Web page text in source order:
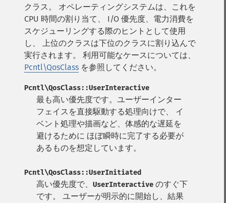
クラス。 オペレーティングシステムは、これを
CPU 時間の割り当て、 I/O 優先度、電力消費を
スケジューリングする際のヒントとして使用
し、 上位のクラスは下位のクラスに割り込んで
実行されます。 利用可能なケースについては、
Pcntl\QosClass を参照してください。
Pcntl\QosClass::UserInteractive
最も高い優先度です。ユーザーインター
フェイスを直接駆動する処理向けで、 イ
ベント処理や描画など、体感的な遅延を
避けるために ほぼ瞬時に完了する必要が
あるものを想定しています。
Pcntl\QosClass::UserInitiated
高い優先度で、 UserInteractive のすぐ下
です。 ユーザーが明示的に開始し、結果